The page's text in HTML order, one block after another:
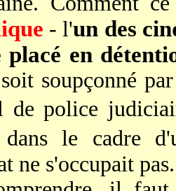
- l'un des
placé en
soupçonné
de police
dans le cadre
ne s'occupait pas.